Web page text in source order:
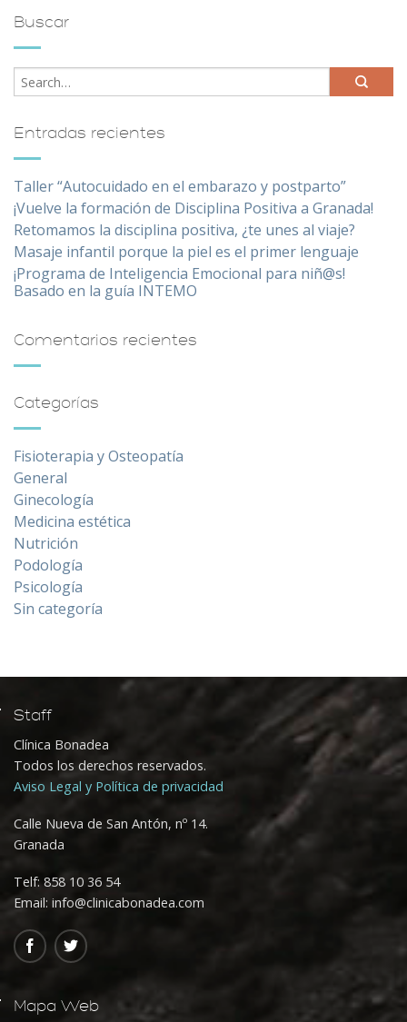
Buscar
Entradas recientes
Taller “Autocuidado en el embarazo y postparto”
¡Vuelve la formación de Disciplina Positiva a Granada!
Retomamos la disciplina positiva, ¿te unes al viaje?
Masaje infantil porque la piel es el primer lenguaje
¡Programa de Inteligencia Emocional para niñ@s!
Basado en la guía INTEMO
Comentarios recientes
Categorías
Fisioterapia y Osteopatía
General
Ginecología
Medicina estética
Nutrición
Podología
Psicología
Sin categoría
Staff
Clínica Bonadea
Todos los derechos reservados.
Aviso Legal y Política de privacidad
Calle Nueva de San Antón, nº 14.
Granada
Telf:858 10 36 54
Email: info@clinicabonadea.com
Mapa Web